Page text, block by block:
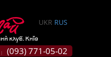
UKR RUS
| (093) 771-05-02